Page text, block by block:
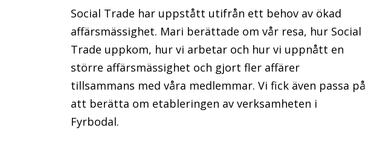
Social Trade har uppstått utifrån ett behov av ökad
affärsmässighet. Mari berättade om vår resa, hur Social
Trade uppkom, hur vi arbetar och hur vi uppnått en
större affärsmässighet och gjort fler affärer
tillsammans med våra medlemmar. Vi fick även passa på
att berätta om etableringen av verksamheten i
Fyrbodal.